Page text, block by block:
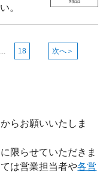
。
18 次へ＞
らお願いいたしま
限らせていただきま
は営業担当者や各営